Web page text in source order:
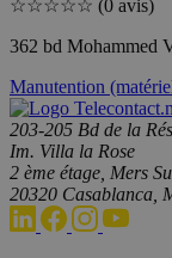
☆☆☆☆☆ (0 avis)
362 bd Mohammed
Manutention
203-205 Bd de la
Im. Villa la Rose
2 ème étage, Mers
20320 Casablanca,